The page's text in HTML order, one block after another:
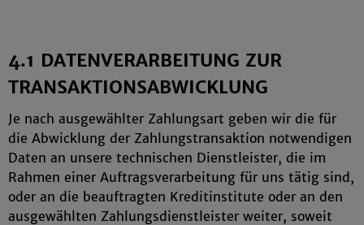
4.1 DATENVERARBEITUNG ZUR
TRANSAKTIONSABWICKLUNG
Je nach ausgewählter Zahlungsart geben wir die für
die Abwicklung der Zahlungstransaktion notwendigen
Daten an unsere technischen Dienstleister, die im
Rahmen einer Auftragsverarbeitung für uns tätig sind,
oder an die beauftragten Kreditinstitute oder an den
ausgewählten Zahlungsdienstleister weiter, soweit